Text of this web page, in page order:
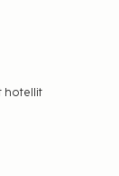
hotellit